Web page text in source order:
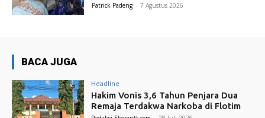
Patrick Padeng - 7 Agustus 2026
BACA JUGA
Headline
Hakim Vonis 3,6 Tahun Penjara Dua
Remaja Terdakwa Narkoba di Flotim